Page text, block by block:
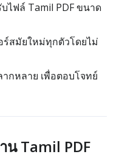
ไฟล์ Tamil PDF ขนาด
ร์สมัยใหม่ทุกตัวโดยไม่
กหลาย เพื่อตอบโจทย์
น Tamil PDF